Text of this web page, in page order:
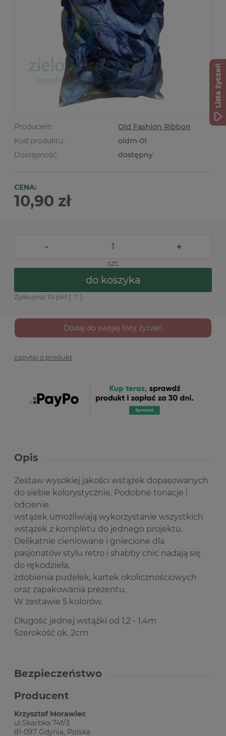
Producent:
Old Fashion Ribbon
Kod produktu:
oldm-01
Dostępność:
dostępny
CENA:
10,90 zł
- +
szt.
do koszyka
Zyskujesz 10 pkt [ ? ]
Dodaj do swojej listy życzeń
zapytaj o produkt
Opis
Zestaw wysokiej jakości wstążek dopasowanych
do siebie kolorystycznie. Podobne tonacje i
odcienie
wstążek umożliwiają wykorzystanie wszystkich
wstążek z kompletu do jednego projektu.
Delikatnie cieniowane i gniecione dla
pasjonatów stylu retro i shabby chic nadają się
do rękodzieła,
zdobienia pudełek, kartek okolicznościowych
oraz zapakowania prezentu.
W zestawie 5 kolorów.
Długość jednej wstążki od 1,2 - 1,4m
Szerokość ok. 2cm
Bezpieczeństwo
Producent
Krzysztof Morawiec
ul.Skarbka 74f/3
81-097 Gdynia, Polska
Lista życzeń